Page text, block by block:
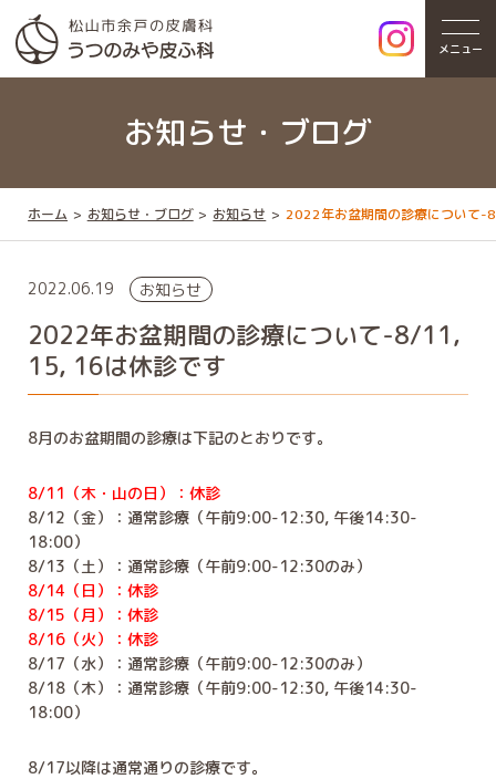
メニュー
お知らせ・ブログ
ホーム お知らせ・ブログ お知らせ 2022年お盆期間の診療について
2022.06.19 お知らせ
2022年お盆期間の診療について-8/11,
15, 16は休診です
8月のお盆期間の診療は下記のとおりです。
8/11（木・山の日）：休診
8/12（金）：通常診療（午前9:00-12:30, 午後14:30-
18:00）
8/13（土）：通常診療（午前9:00-12:30のみ）
8/14（日）：休診
8/15（月）：休診
8/16（火）：休診
8/17（水）：通常診療（午前9:00-12:30のみ）
8/18（木）：通常診療（午前9:00-12:30, 午後14:30-
18:00）
8/17以降は通常通りの診療です。